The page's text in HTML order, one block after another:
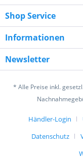
8 * 2 = ?
Ich habe die
verstanden und
Mit *
Senden
Shop Service
Informationen
Newsletter
* Alle Preise inkl.
Händler-Login
Datenschutz